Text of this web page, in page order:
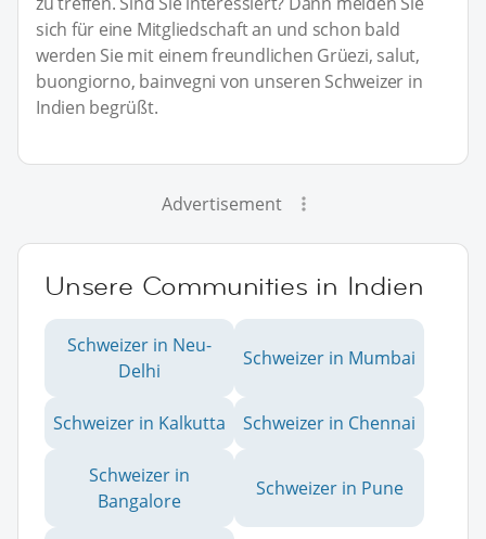
sich für eine Mitgliedschaft an und schon bald
werden Sie mit einem freundlichen Grüezi, salut,
buongiorno, bainvegni von unseren Schweizer in
Indien begrüßt.
Advertisement
Unsere Communities in Indien
Schweizer in Neu-
Delhi
Schweizer in Mumbai
Schweizer in Kalkutta Schweizer in Chennai
Schweizer in
Bangalore
Schweizer in Pune